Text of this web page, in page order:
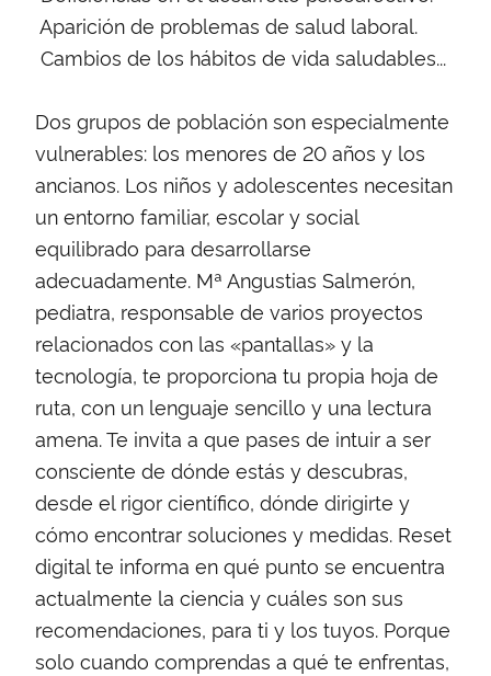
 Aparición de problemas de salud laboral.
 Cambios de los hábitos de vida saludables...
Dos grupos de población son especialmente
vulnerables: los menores de 20 años y los
ancianos. Los niños y adolescentes necesitan
un entorno familiar, escolar y social
equilibrado para desarrollarse
adecuadamente. Mª Angustias Salmerón,
pediatra, responsable de varios proyectos
relacionados con las «pantallas» y la
tecnología, te proporciona tu propia hoja de
ruta, con un lenguaje sencillo y una lectura
amena. Te invita a que pases de intuir a ser
consciente de dónde estás y descubras,
desde el rigor científico, dónde dirigirte y
cómo encontrar soluciones y medidas. Reset
digital te informa en qué punto se encuentra
actualmente la ciencia y cuáles son sus
recomendaciones, para ti y los tuyos. Porque
solo cuando comprendas a qué te enfrentas,